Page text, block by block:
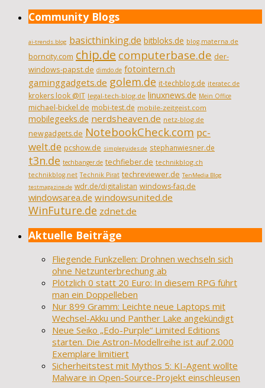
Community Blogs
ai-trends.blog basicthinking.de bitbloks.de blog.materna.de
borncity.com chip.de computerbase.de der-
windows-papst.de dimdo.de fotointern.ch
gaminggadgets.de golem.de it-techblog.de iteratec.de
krokers look @IT legal-tech-blog.de linuxnews.de Mein Office
michael-bickel.de mobi-test.de mobile-zeitgeist.com
mobilegeeks.de nerdsheaven.de netz-blog.de
newgadgets.de NotebookCheck.com pc-
welt.de pcshow.de simpleguides.de stephanwiesner.de
t3n.de techbanger.de techfieber.de technikblog.ch
technikblog.net Technik Pirat techreviewer.de TenMedia Blog
testmagazine.de wdr.de/digitalistan windows-faq.de
windowsarea.de windowsunited.de
WinFuture.de zdnet.de
Aktuelle Beiträge
Fliegende Funkzellen: Drohnen wechseln sich
ohne Netz­unter­brechung ab
Plötzlich 0 statt 20 Euro: In diesem RPG führt
man ein Doppelleben
Nur 899 Gramm: Leichte neue Laptops mit
Wechsel-Akku und Panther Lake angekündigt
Neue Seiko „Edo-Purple“ Limited Editions
starten. Die Astron-Modellreihe ist auf 2.000
Exemplare limitiert
Sicherheitstest mit Mythos 5: KI-Agent wollte
Malware in Open-Source-Projekt einschleusen